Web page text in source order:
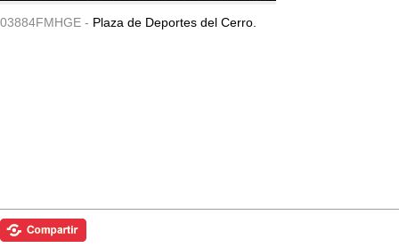
03884FMHGE - Plaza de Deportes del Cerro.